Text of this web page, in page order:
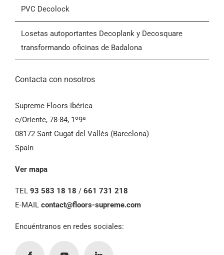
Laboratorio de implante dental instala la loseta de
PVC Decolock
Losetas autoportantes Decoplank y Decosquare
transformando oficinas de Badalona
Supreme Floors Ibérica
c/Oriente, 78-84, 1º9ª
08172 Sant Cugat del Vallès (Barcelona)
TEL93 583 18 18/661 731 218